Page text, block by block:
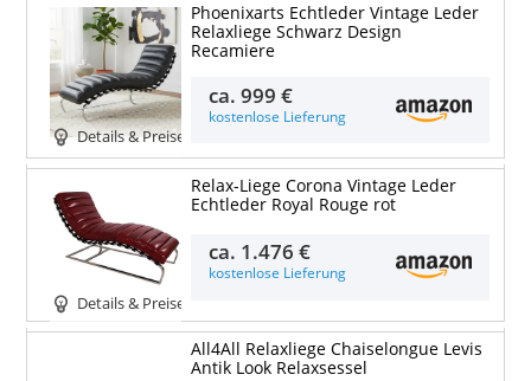
Details & Preise
Phoenixarts Echtleder Vintage Leder
Relaxliege Schwarz Design
Recamiere
ca.999 €
kostenlose Lieferung
Details & Preise
Relax-Liege Corona Vintage Leder
Echtleder Royal Rouge rot
ca. 1.476 €
kostenlose Lieferung
All4All Relaxliege Chaiselongue Levis
Antik Look Relaxsessel